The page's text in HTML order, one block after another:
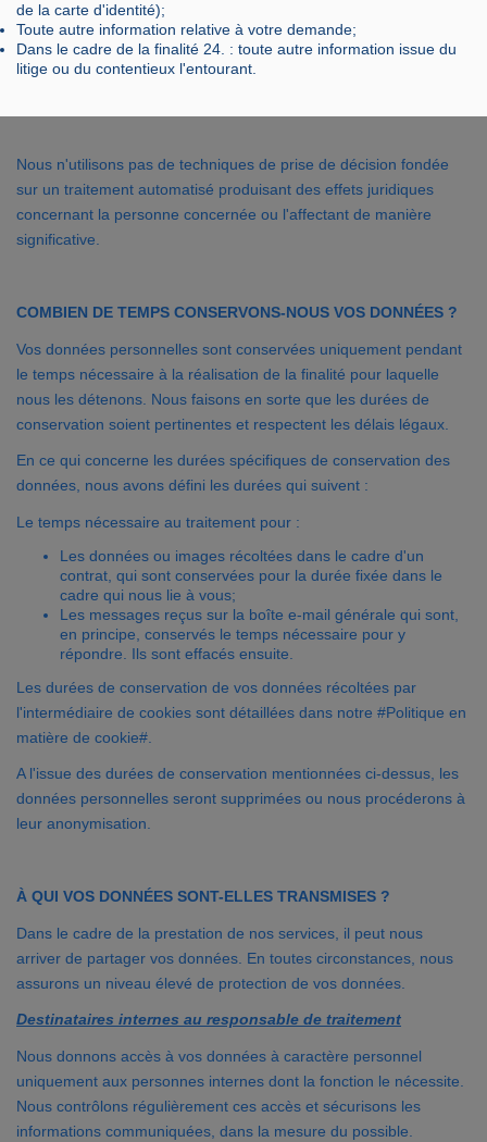
de la carte d'identité);
Toute autre information relative à votre demande;
Dans le cadre de la finalité 24. : toute autre information issue du
litige ou du contentieux l'entourant.
Nous n'utilisons pas de techniques de prise de décision fondée
sur un traitement automatisé produisant des effets juridiques
concernant la personne concernée ou l'affectant de manière
significative.
COMBIEN DE TEMPS CONSERVONS-NOUS VOS DONNÉES ?
Vos données personnelles sont conservées uniquement pendant
le temps nécessaire à la réalisation de la finalité pour laquelle
nous les détenons. Nous faisons en sorte que les durées de
conservation soient pertinentes et respectent les délais légaux.
En ce qui concerne les durées spécifiques de conservation des
données, nous avons défini les durées qui suivent :
Le temps nécessaire au traitement pour :
Les données ou images récoltées dans le cadre d'un
contrat, qui sont conservées pour la durée fixée dans le
cadre qui nous lie à vous;
Les messages reçus sur la boîte e-mail générale qui sont,
en principe, conservés le temps nécessaire pour y
répondre. Ils sont effacés ensuite.
Les durées de conservation de vos données récoltées par
l'intermédiaire de cookies sont détaillées dans notre #Politique en
matière de cookie#.
A l'issue des durées de conservation mentionnées ci-dessus, les
données personnelles seront supprimées ou nous procéderons à
leur anonymisation.
À QUI VOS DONNÉES SONT-ELLES TRANSMISES ?
Dans le cadre de la prestation de nos services, il peut nous
arriver de partager vos données. En toutes circonstances, nous
assurons un niveau élevé de protection de vos données.
Destinataires internes au responsable de traitement
Nous donnons accès à vos données à caractère personnel
uniquement aux personnes internes dont la fonction le nécessite.
Nous contrôlons régulièrement ces accès et sécurisons les
informations communiquées, dans la mesure du possible.